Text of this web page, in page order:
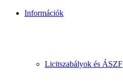
Információk
Licitszabályok és ÁSZF